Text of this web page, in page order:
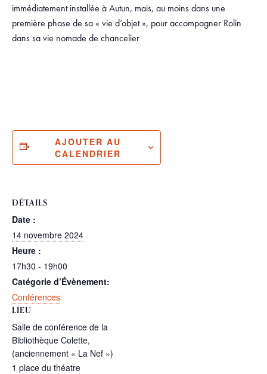
immédiatement installée à Autun, mais, au moins dans une
première phase de sa « vie d’objet », pour accompagner Rolin
dans sa vie nomade de chancelier
AJOUTER AU
CALENDRIER
DÉTAILS
Date :
14 novembre 2024
Heure :
17h30 - 19h00
Catégorie d’Évènement:
Conférences
LIEU
Salle de conférence de la
Bibliothèque Colette,
(anciennement « La Nef »)
1 place du théatre